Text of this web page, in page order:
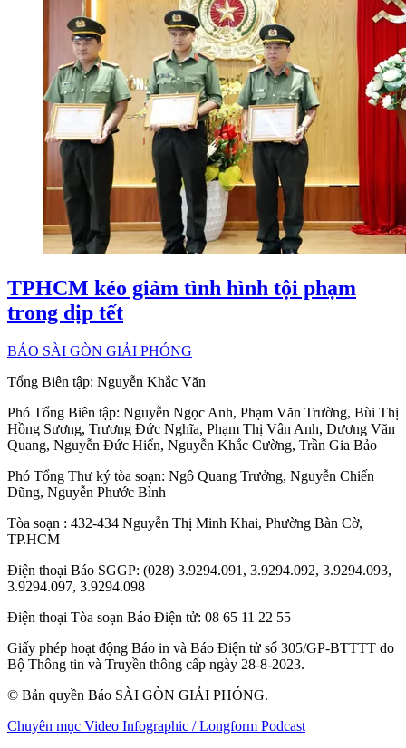
TPHCM kéo giảm tình hình tội phạm
trong dịp tết
BÁO SÀI GÒN GIẢI PHÓNG
Tổng Biên tập: Nguyễn Khắc Văn
Phó Tổng Biên tập: Nguyễn Ngọc Anh, Phạm Văn Trường, Bùi Thị
Hồng Sương, Trương Đức Nghĩa, Phạm Thị Vân Anh, Dương Văn
Quang, Nguyễn Đức Hiển, Nguyễn Khắc Cường, Trần Gia Bảo
Phó Tổng Thư ký tòa soạn: Ngô Quang Trưởng, Nguyễn Chiến
Dũng, Nguyễn Phước Bình
Tòa soạn : 432-434 Nguyễn Thị Minh Khai, Phường Bàn Cờ,
TP.HCM
Điện thoại Báo SGGP: (028) 3.9294.091, 3.9294.092, 3.9294.093,
3.9294.097, 3.9294.098
Điện thoại Tòa soạn Báo Điện tử: 08 65 11 22 55
Giấy phép hoạt động Báo in và Báo Điện tử số 305/GP-BTTTT do
Bộ Thông tin và Truyền thông cấp ngày 28-8-2023.
© Bản quyền Báo SÀI GÒN GIẢI PHÓNG.
Chuyên mục Video Infographic / Longform Podcast